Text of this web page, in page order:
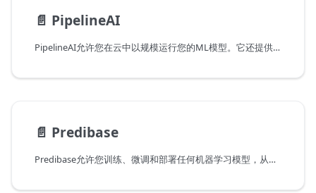
📄️ PipelineAI
PipelineAI允许您在云中以规模运行您的ML模型。它还提供对多个LLM模型的API访问。
📄️ Predibase
Predibase允许您训练、微调和部署任何机器学习模型，从线性回归到大型语言模型。